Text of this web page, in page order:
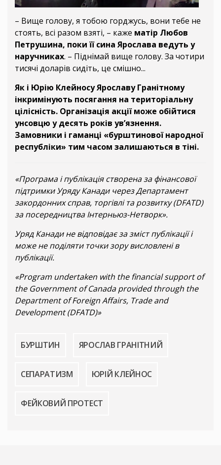
– Вище голову, я тобою горджусь, вони тебе не
стоять, всі разом взяті, – каже матір Любов
Петрушина, поки її сина Ярослава ведуть у
наручниках. – Піднімай вище голову. За чотири
тисячі доларів сидіть, це смішно...
Як і Юрію Клейносу Ярославу Гранітному
інкримінують посягання на територіальну
цілісність. Організація акції може обійтися
унсовцю у десять років ув’язнення.
Замовники і гаманці «бурштинової народної
республіки» тим часом залишаються в тіні.
«Програма і публікація створена за фінансової
підтримки Уряду Канади через Департамент
закордонних справ, торгівлі та розвитку (DFATD)
за посередництва Інтерньюз-Нетворк».
Уряд Канади не відповідає за зміст публікації і
може не поділяти точки зору висловлені в
публікації.
«Program undertaken with the financial support of
the Government of Canada provided through the
Department of Foreign Affairs, Trade and
Development (DFATD)»
БУРШТИН ЯРОСЛАВ ГРАНІТНИЙ
СЕПАРАТИЗМ ЮРІЙ КЛЕЙНОС
ФЕЙКОВИЙ ПРОТЕСТ